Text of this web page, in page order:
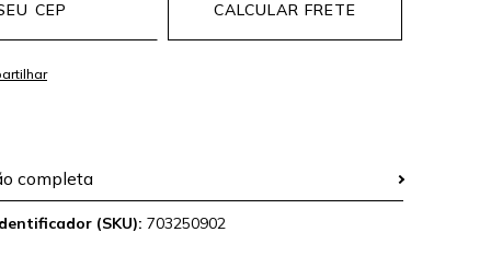
CALCULAR FRETE
completa
(SKU): 703250902